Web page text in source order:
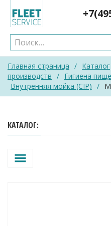
content
Главная страница / Каталог
производств / Гигиена
Внутренняя мойка (CIP) /
КАТАЛОГ